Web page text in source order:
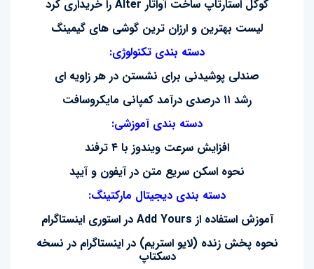
گوگل استارتاپ ساخت آواتار Alter را خریداری کرد
لیست بهترین و ارزان ترین گوشی های گیمینگ
دسته بندی تکنولوژی:
صندلی پوشیدنی برای نشستن در هر زاویه ای
رشد ۱۱ درصدی درآمد کمپانی مایکروسافت
دسته بندی آموزشی:
افزایش سرعت ویندوز با ۴ ترفند
نحوه اسکن سریع متن در آیفون و آیپد
دسته بندی دیجیتال مارکتینگ:
آموزش استفاده از Add Yours در استوری اینستاگرام
نحوه پخش زنده (لایو استریم) در اینستاگرام در نسخه
دسکتاپ